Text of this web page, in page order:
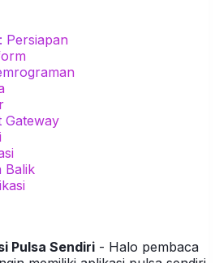
Persiapan
Gateway
Balik
Pulsa Sendiri - Halo pembaca